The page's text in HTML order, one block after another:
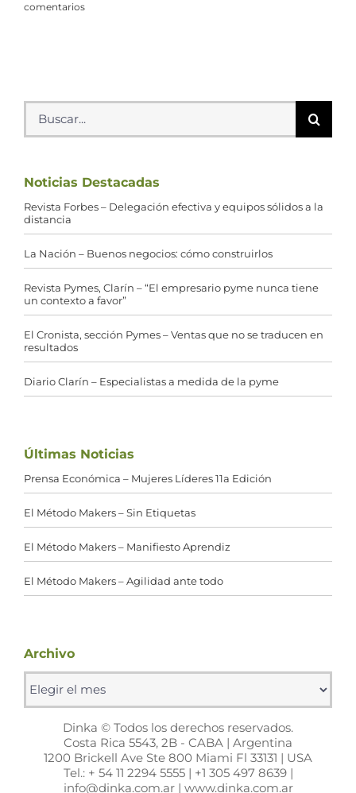
comentarios
Buscar:
Noticias Destacadas
Revista Forbes – Delegación efectiva y equipos sólidos a la
distancia
La Nación – Buenos negocios: cómo construirlos
Revista Pymes, Clarín – “El empresario pyme nunca tiene
un contexto a favor”
El Cronista, sección Pymes – Ventas que no se traducen en
resultados
Diario Clarín – Especialistas a medida de la pyme
Últimas Noticias
Prensa Económica – Mujeres Líderes 11a Edición
El Método Makers – Sin Etiquetas
El Método Makers – Manifiesto Aprendiz
El Método Makers – Agilidad ante todo
Archivo
Archivo
Dinka © Todos los derechos reservados.
Costa Rica 5543, 2B - CABA | Argentina
1200 Brickell Ave Ste 800 Miami Fl 33131 | USA
Tel.: + 54 11 2294 5555 | +1 305 497 8639 |
info@dinka.com.ar | www.dinka.com.ar